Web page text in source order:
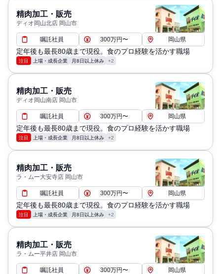
精肉加工・販売
ディオ岡山北店 岡山市
嘱託社員 300万円〜 岡山県
定年後も最長80歳まで現役。食のプロ経験を活かす職場
注目 上場・成長企業 月8日以上休み +2
精肉加工・販売
ディオ岡山南店 岡山市
嘱託社員 300万円〜 岡山県
定年後も最長80歳まで現役。食のプロ経験を活かす職場
注目 上場・成長企業 月8日以上休み +2
精肉加工・販売
ラ・ムー大安寺店 岡山市
嘱託社員 300万円〜 岡山県
定年後も最長80歳まで現役。食のプロ経験を活かす職場
注目 上場・成長企業 月8日以上休み +2
精肉加工・販売
ラ・ムー平井店 岡山市
嘱託社員 300万円〜 岡山県